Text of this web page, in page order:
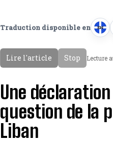
Traduction disponible en EN
A
g
a
i
Lire l'article Stop Lecture
Une
question de la
Liban